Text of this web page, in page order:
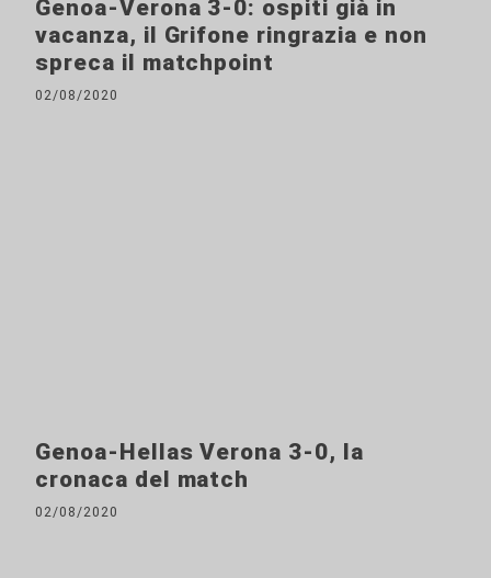
Genoa-Verona 3-0: ospiti già in
vacanza, il Grifone ringrazia e non
spreca il matchpoint
02/08/2020
Genoa-Hellas Verona 3-0, la
cronaca del match
02/08/2020